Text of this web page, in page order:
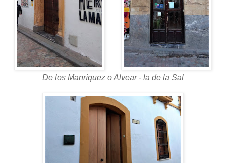
De los Manríquez o Alvear - la de la Sal